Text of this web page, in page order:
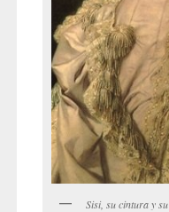
Sisi, su cintura y